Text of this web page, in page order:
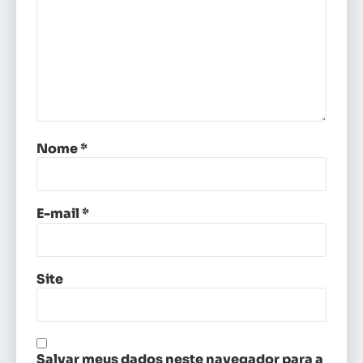
Nome*
E-mail*
Site
Salvar meus dados neste navegador para a